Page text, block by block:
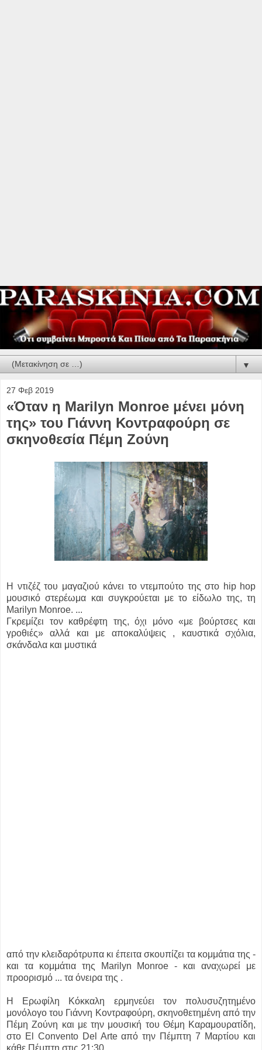
▼
27 Φεβ 2019
«Όταν η Marilyn Monroe μένει μόνη
της» του Γιάννη Κοντραφούρη σε
σκηνοθεσία Πέμη Ζούνη
Η ντιζέζ του μαγαζιού κάνει το ντεμπούτο της στο hip hop
μουσικό στερέωμα και συγκρούεται με το είδωλο της, τη
Marilyn Monroe. ...
Γκρεμίζει τον καθρέφτη της, όχι μόνο «με βούρτσες και
γροθιές» αλλά και με αποκαλύψεις , καυστικά σχόλια,
σκάνδαλα και μυστικά
από την κλειδαρότρυπα κι έπειτα σκουπίζει τα κομμάτια της -
και τα κομμάτια της Marilyn Monroe - και αναχωρεί με
προορισμό ... τα όνειρα της .
Η Ερωφίλη Κόκκαλη ερμηνεύει τον πολυσυζητημένο
μονόλογο του Γιάννη Κοντραφούρη, σκηνοθετημένη από την
Πέμη Ζούνη και με την μουσική του Θέμη Καραμουρατίδη,
στο El Convento Del Arte από την Πέμπτη 7 Μαρτίου και